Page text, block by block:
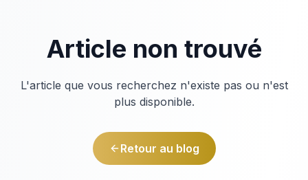
Article non trouvé
L'article que vous recherchez n'existe pas ou n'est
plus disponible.
Retour au blog